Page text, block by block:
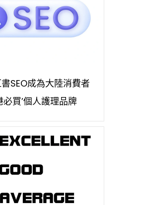
SEO成為大陸消費者
必買’個人護理品牌